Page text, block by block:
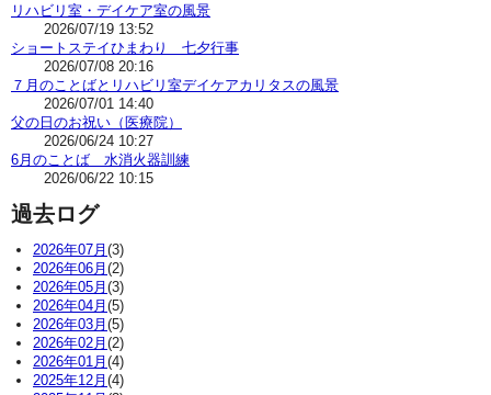
リハビリ室・デイケア室の風景
2026/07/19 13:52
ショートステイひまわり 七夕行事
2026/07/08 20:16
７月のことばとリハビリ室デイケアカリタスの風景
2026/07/01 14:40
父の日のお祝い（医療院）
2026/06/24 10:27
6月のことば 水消火器訓練
2026/06/22 10:15
過去ログ
2026年07月(3)
2026年06月(2)
2026年05月(3)
2026年04月(5)
2026年03月(5)
2026年02月(2)
2026年01月(4)
2025年12月(4)